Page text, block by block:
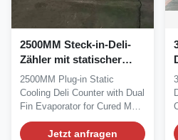
2500MM Steck-in-Deli-
Zähler mit statischer
Kühlung mit
Doppelflügel-Bedampfer
für die Anzeige von
gehärtetem Fleisch
2500MM Plug‑in Static
Cooling Deli Counter with Dual
Fin Evaporator for Cured Meat
Display Our...
Jetzt anfragen